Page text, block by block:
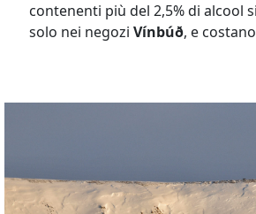
contenenti più del 2,5% di alcool
solo nei negozi Vínbúð, e